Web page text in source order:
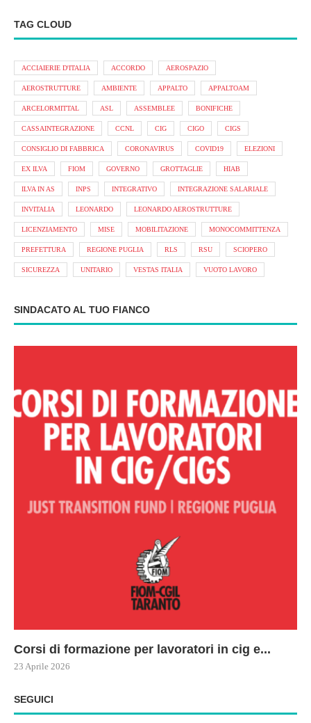
TAG CLOUD
ACCIAIERIE D'ITALIA ACCORDO AEROSPAZIO
AEROSTRUTTURE AMBIENTE APPALTO APPALTOAM
ARCELORMITTAL ASL ASSEMBLEE BONIFICHE
CASSAINTEGRAZIONE CCNL CIG CIGO CIGS
CONSIGLIO DI FABBRICA CORONAVIRUS COVID19 ELEZIONI
EX ILVA FIOM GOVERNO GROTTAGLIE HIAB
ILVA IN AS INPS INTEGRATIVO INTEGRAZIONE SALARIALE
INVITALIA LEONARDO LEONARDO AEROSTRUTTURE
LICENZIAMENTO MISE MOBILITAZIONE MONOCOMMITTENZA
PREFETTURA REGIONE PUGLIA RLS RSU SCIOPERO
SICUREZZA UNITARIO VESTAS ITALIA VUOTO LAVORO
SINDACATO AL TUO FIANCO
Corsi di formazione per lavoratori in cig e...
23 Aprile 2026
SEGUICI